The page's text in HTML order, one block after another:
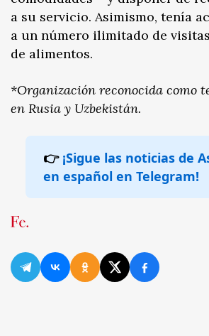
a su servicio. Asimismo, tenía
a un número ilimitado de
de alimentos.
*Organización reconocida como
en Rusia y Uzbekistán.
👉 ¡Sigue las noticias de
en español en Telegram!